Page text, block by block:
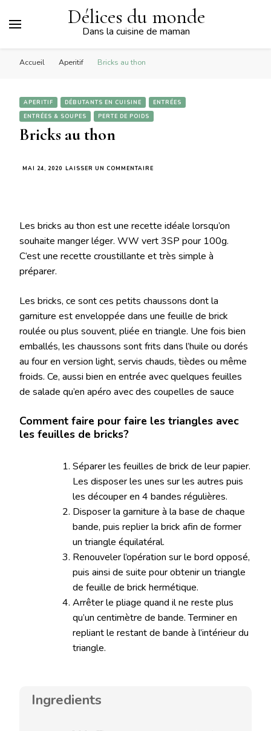
Délices du monde
Dans la cuisine de maman
Accueil Aperitif Bricks au thon
APERITIF DÉBUTANTS EN CUISINE
ENTRÉES
ENTRÉES & SOUPES
PERTE DE POIDS
Bricks au thon
MAI 24, 2020 LAISSER UN COMMENTAIRE
Les bricks au thon est une recette idéale lorsqu’on
souhaite manger léger. WW vert 3SP pour 100g.
C’est une recette croustillante et très simple à
préparer.
Les bricks, ce sont ces petits chaussons dont la
garniture est enveloppée dans une feuille de brick
roulée ou plus souvent, pliée en triangle. Une fois bien
emballés, les chaussons sont frits dans l’huile ou dorés
au four en version light, servis chauds, tièdes ou même
froids. Ce, aussi bien en entrée avec quelques feuilles
de salade qu’en apéro avec des coupelles de sauce
Comment faire pour faire les triangles avec
les feuilles de bricks?
Séparer les feuilles de brick de leur papier.
Les disposer les unes sur les autres puis
les découper en 4 bandes régulières.
Disposer la garniture à la base de chaque
bande, puis replier la brick afin de former
un triangle équilatéral.
Renouveler l’opération sur le bord opposé,
puis ainsi de suite pour obtenir un triangle
de feuille de brick hermétique.
Arrêter le pliage quand il ne reste plus
qu’un centimètre de bande. Terminer en
repliant le restant de bande à l’intérieur du
triangle.
Ingredients